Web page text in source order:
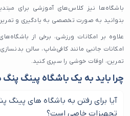
باشگاه‌ها نیز کلاس‌های آموزشی برای
بتوانید به صورت تخصصی به یادگیری و
امکانات جانبی مانند کافی‌شاپ، سالن
تمرین، اوقات خوشی را سپری کنید.
چرا باید به یک باشگاه پینگ پنگ در 15 خرداد
بهبود مهارت‌ها:
با شرکت در کلاس‌های
مهارت‌های خود را در پینگ پنگ بهبود بخشید.
تجهیزات خاصی است؟